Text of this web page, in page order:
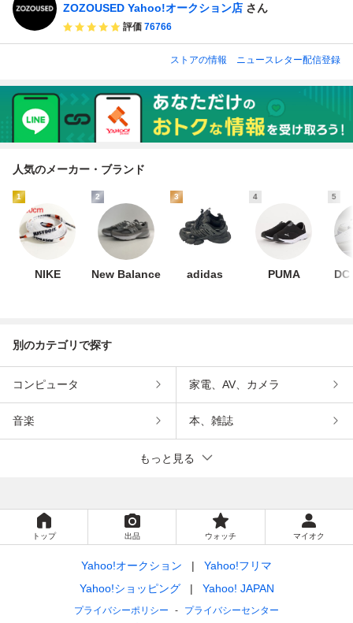
ZOZOUSED Yahoo!オークション店 さん
評価 76766
ストアの情報 ニュースレター配信登録
人気のメーカー・ブランド
1
NIKE
2
New Balance
3
adidas
4
PUMA
5
DC
別のカテゴリで探す
コンピュータ 家電、AV、カメラ
音楽 本、雑誌
もっと見る
トップ 出品 ウォッチ マイオク
Yahoo!オークション
Yahoo!フリマ
Yahoo!ショッピング
Yahoo! JAPAN
プライバシーポリシー
プライバシーセンター